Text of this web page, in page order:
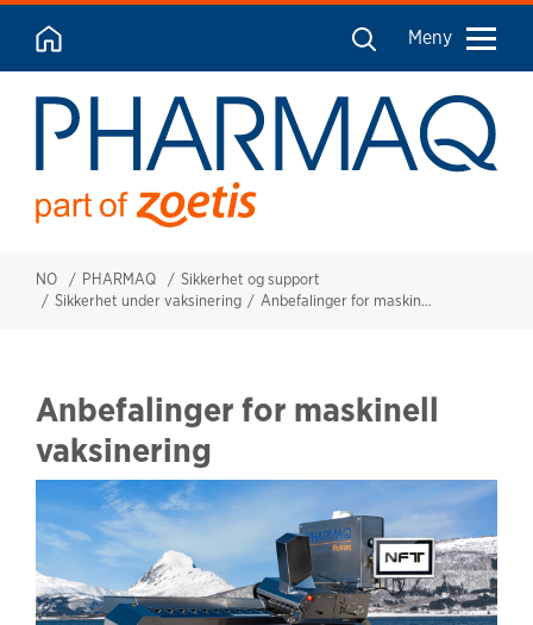
Meny
NO PHARMAQ
Sikkerhet og support
Sikkerhet under vaksinering
Anbefalinger for maskinell vaksinering
Anbefalinger for maskinell
vaksinering